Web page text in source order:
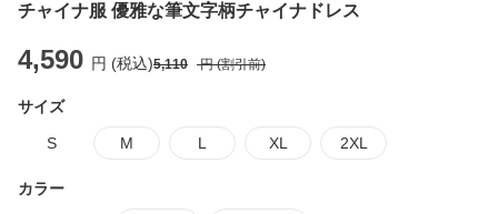
チャイナ服 優雅な筆文字柄チャイナドレス
4,590 円 (税込)5,110 円 (割引前)
サイズ
S M L XL 2XL
カラー